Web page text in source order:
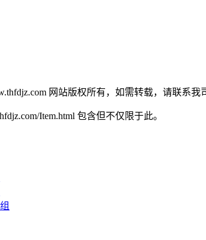
网站版权所有，如需转载，请联系
Item.html 包含但不仅限于此。